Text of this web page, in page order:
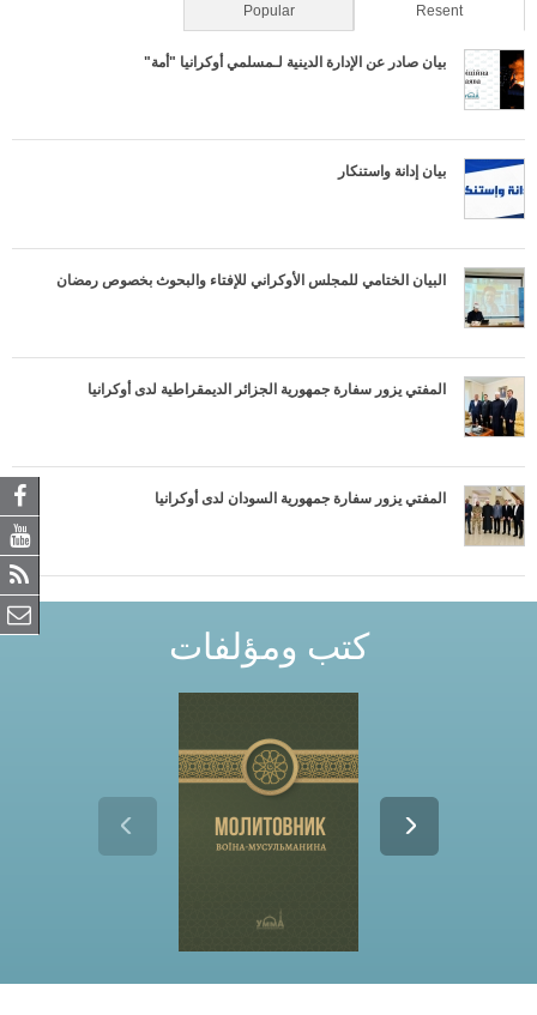
Resent (علامة التبويب النشطة)Popular
بيان صادر عن الإدارة الدينية لـمسلمي أوكرانيا "أمة"
بيان إدانة واستنكار
البيان الختامي للمجلس الأوكراني للإفتاء والبحوث بخصوص رمضان
المفتي يزور سفارة جمهورية الجزائر الديمقراطية لدى أوكرانيا
المفتي يزور سفارة جمهورية السودان لدى أوكرانيا
كتب ومؤلفات